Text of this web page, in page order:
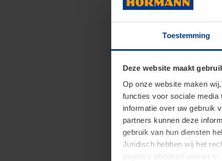
Toestemming
Deze website maakt
Op onze website maken wij,
functies voor sociale media
informatie over uw gebruik
partners kunnen deze
gebruik van hun diensten
Juridisch hebben wij het
pagina's absoluut vereist